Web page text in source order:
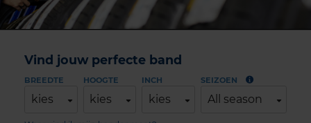
Vind jouw perfecte band
BREEDTE
kies
HOOGTE
kies
INCH
kies
SEIZOEN
All season